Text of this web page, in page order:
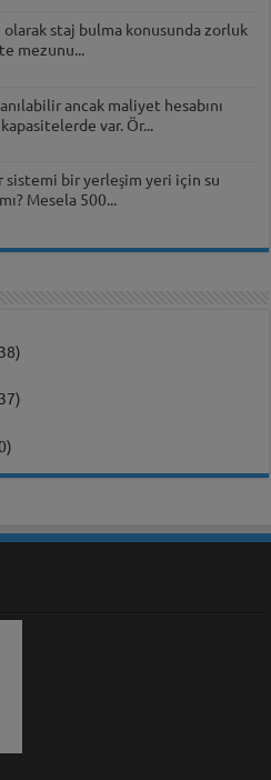
staj bulma konusunda zorluk
mezunu...
ancak maliyet hesabını
var. Ör...
sistemi bir yerleşim yeri için su
Mesela 500...